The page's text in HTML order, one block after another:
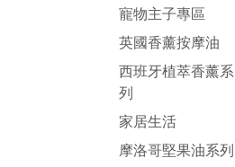
寵物主子專區
英國香薰按摩油
西班牙植萃香薰系
列
家居生活
摩洛哥堅果油系列